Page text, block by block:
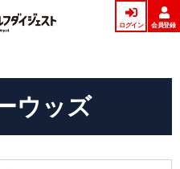
ログイン 会員登録
ウッズ